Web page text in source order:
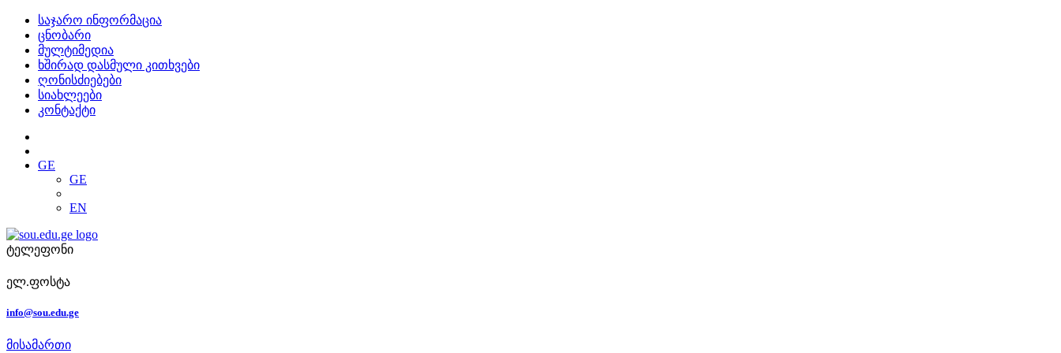
საჯარო ინფორმაცია
ცნობარი
მულტიმედია
ხშირად დასმული კითხვები
ღონისძიებები
სიახლეები
კონტაქტი
GE
GE
EN
ტელეფონი
ელ.ფოსტა
info@sou.edu.ge
მისამართი